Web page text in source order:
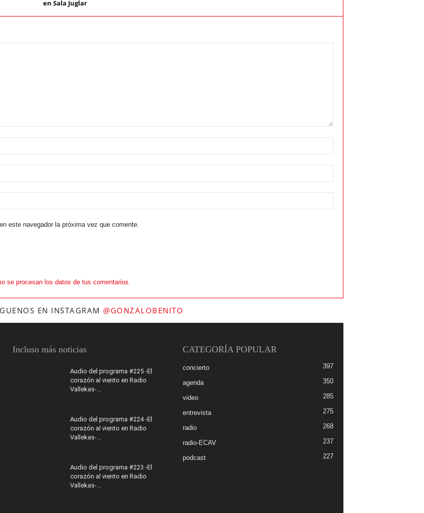
en Sala Juglar
este navegador la próxima vez que comente.
se procesan los datos de tus comentarios.
EN INSTAGRAM @GONZALOBENITO
Incluso más noticias
Audio del programa #225 -El
corazón al viento en Radio
Vallekas-...
Audio del programa #224 -El
corazón al viento en Radio
Vallekas-...
Audio del programa #223 -El
corazón al viento en Radio
Vallekas-...
CATEGORÍA POPULAR
concierto 397
agenda 350
video 285
entrevista 275
radio 268
radio-ECAV 237
podcast 227